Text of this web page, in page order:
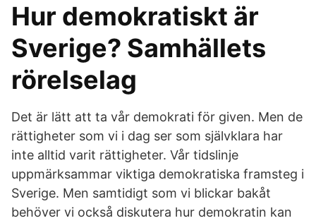
Hur demokratiskt är
Sverige? Samhällets
rörelselag
Det är lätt att ta vår demokrati för given. Men de
rättigheter som vi i dag ser som självklara har
inte alltid varit rättigheter. Vår tidslinje
uppmärksammar viktiga demokratiska framsteg i
Sverige. Men samtidigt som vi blickar bakåt
behöver vi också diskutera hur demokratin kan